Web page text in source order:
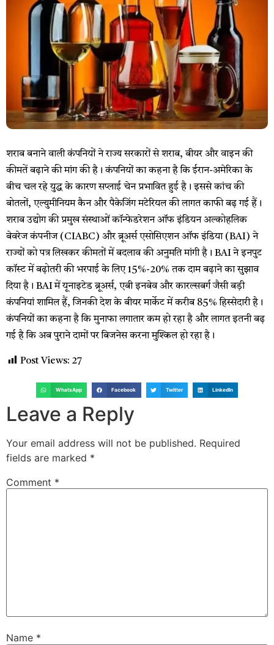
शराब बनाने वाली कंपनियों ने राज्य सरकारों से शराब, बीयर और वाइन की
कीमतें बढ़ाने की मांग की है। कंपनियों का कहना है कि ईरान-अमेरिका के
बीच चल रहे युद्ध के कारण सप्लाई चेन प्रभावित हुई है। इससे कांच की
बोतलों, एल्युमीनियम कैन और पैकेजिंग मटेरियल की लागत काफी बढ़ गई हैं।
शराब उद्योग की प्रमुख संस्थाओं कॉन्फेडरेशन ऑफ इंडियन अल्कोहलिक
बेवरेज कंपनीज (CIABC) और ब्रूअर्स एसोसिएशन ऑफ इंडिया (BAI) ने
राज्यों को पत्र लिखकर कीमतों में बदलाव की अनुमति मांगी है। BAI ने इनपुट
कॉस्ट में बढ़ोतरी की भरपाई के लिए 15%-20% तक दाम बढ़ाने का सुझाव
दिया है। BAI में यूनाइटेड ब्रूअर्स, एबी इनबेव और कारल्सबर्ग जैसी बड़ी
कंपनियां शामिल हैं, जिनकी देश के बीयर मार्केट में करीब 85% हिस्सेदारी है।
कंपनियों का कहना है कि मुनाफा लगातार कम हो रहा है और लागत इतनी बढ़
गई है कि अब पुराने दामों पर बिजनेस करना मुश्किल हो रहा है।
Post Views: 27
WhatsApp Facebook Twitter LinkedIn
Leave a Reply
Your email address will not be published. Required
fields are marked *
Comment *
Name *